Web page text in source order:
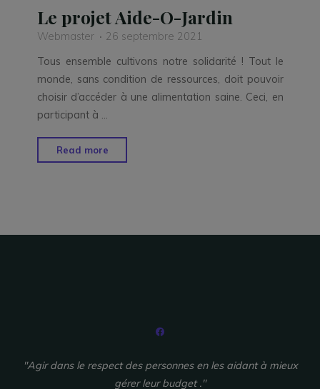
Le projet Aide-O-Jardin
Webmaster
26 septembre 2021
Tous ensemble cultivons notre solidarité ! Tout le
monde, sans condition de ressources, doit pouvoir
choisir d’accéder à une alimentation saine. Ceci, en
participant à …
Read more
projet
"Agir dans le respect des personnes en les aidant à mieux
gérer leur budget ."